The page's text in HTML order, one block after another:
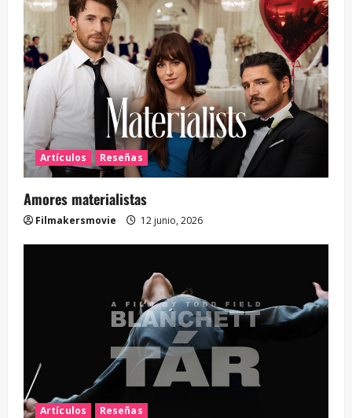
Artículos Reseñas
Amores materialistas
Filmakersmovie 12 junio, 2026
Artículos Reseñas